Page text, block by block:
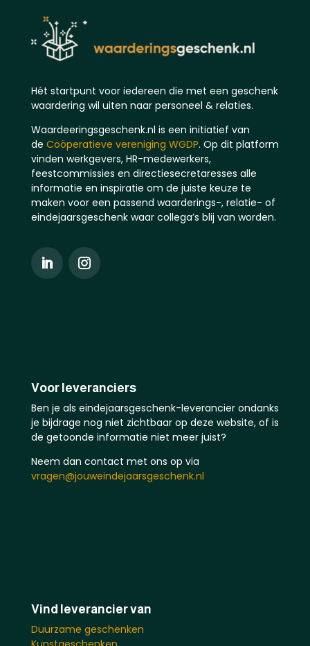
Hét startpunt voor iedereen die met een geschenk
waardering wil uiten naar personeel & relaties.
Waardeeringsgeschenk.nl is een initiatief van
de Coöperatieve vereniging WGDP. Op dit platform
vinden werkgevers, HR-medewerkers,
feestcommissies en directiesecretaresses alle
informatie en inspiratie om de juiste keuze te
maken voor een passend waarderings-, relatie- of
eindejaarsgeschenk waar collega’s blij van worden.
Voor leveranciers
Ben je als eindejaarsgeschenk-leverancier ondanks
je bijdrage nog niet zichtbaar op deze website, of is
de getoonde informatie niet meer juist?
Neem dan contact met ons op via
vragen@jouweindejaarsgeschenk.nl
Vind leverancier van
Duurzame geschenken